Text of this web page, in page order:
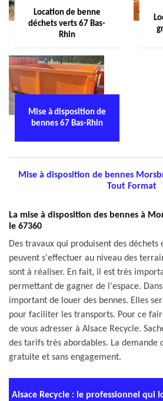
Location de benne
déchets verts 67 Bas-
Rhin
Mise à disposition de
bennes 67 Bas-Rhin
Mise à disposition de bennes
Tout Format
La mise à disposition des bennes à
le 67360
Des travaux qui produisent des
peuvent s'effectuer au niveau des
sont à réaliser. En fait, il est très
permettant de gagner de l'espace.
important de louer des bennes. Elles
pour faciliter les transports. Pour ce
de vous adresser à Alsace Recycle.
des tarifs très abordables. La demande
gratuite et sans engagement.
Alsace Recycle : le professionnel qui